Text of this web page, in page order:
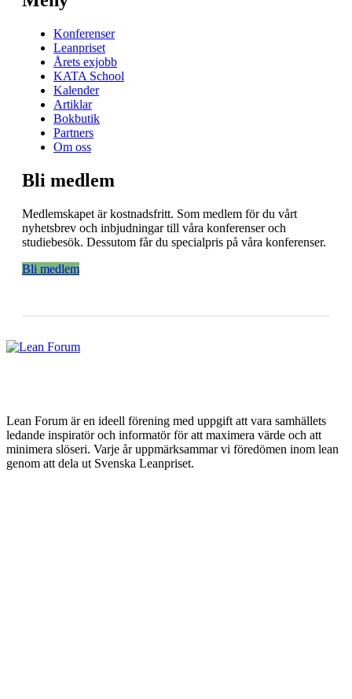
Konferenser
Leanpriset
Årets exjobb
KATA School
Kalender
Artiklar
Bokbutik
Partners
Om oss
Bli medlem
Medlemskapet är kostnadsfritt. Som medlem för du vårt
nyhetsbrev och inbjudningar till våra konferenser och
studiebesök. Dessutom får du specialpris på våra konferenser.
Bli medlem
Lean Forum är en ideell förening med uppgift att vara samhällets
ledande inspiratör och informatör för att maximera värde och att
minimera slöseri. Varje år uppmärksammar vi föredömen inom lean
genom att dela ut Svenska Leanpriset.